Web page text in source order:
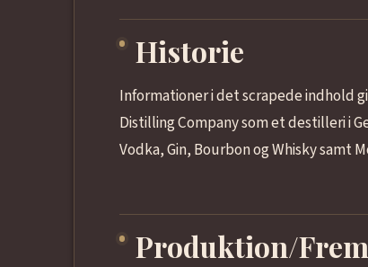
Historie
Informationer i det scrapede indhold
Distilling Company som et destilleri i
Vodka, Gin, Bourbon og Whisky samt
Produktion/